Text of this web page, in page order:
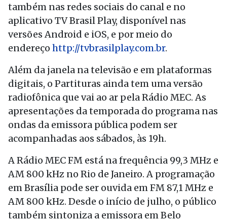
também nas redes sociais do canal e no
aplicativo TV Brasil Play, disponível nas
versões Android e iOS, e por meio do
endereço http://tvbrasilplay.com.br.
Além da janela na televisão e em plataformas
digitais, o Partituras ainda tem uma versão
radiofônica que vai ao ar pela Rádio MEC. As
apresentações da temporada do programa nas
ondas da emissora pública podem ser
acompanhadas aos sábados, às 19h.
A Rádio MEC FM está na frequência 99,3 MHz e
AM 800 kHz no Rio de Janeiro. A programação
em Brasília pode ser ouvida em FM 87,1 MHz e
AM 800 kHz. Desde o início de julho, o público
também sintoniza a emissora em Belo